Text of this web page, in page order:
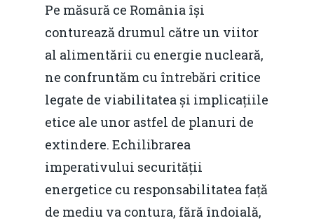
Pe măsură ce România își
conturează drumul către un viitor
al alimentării cu energie nucleară,
ne confruntăm cu întrebări critice
legate de viabilitatea și implicațiile
etice ale unor astfel de planuri de
extindere. Echilibrarea
imperativului securității
energetice cu responsabilitatea față
de mediu va contura, fără îndoială,
Home